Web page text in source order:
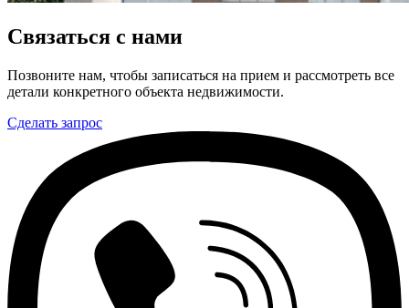
Связаться с нами
Позвоните нам, чтобы записаться на прием и рассмотреть все
детали конкретного объекта недвижимости.
Сделать запрос